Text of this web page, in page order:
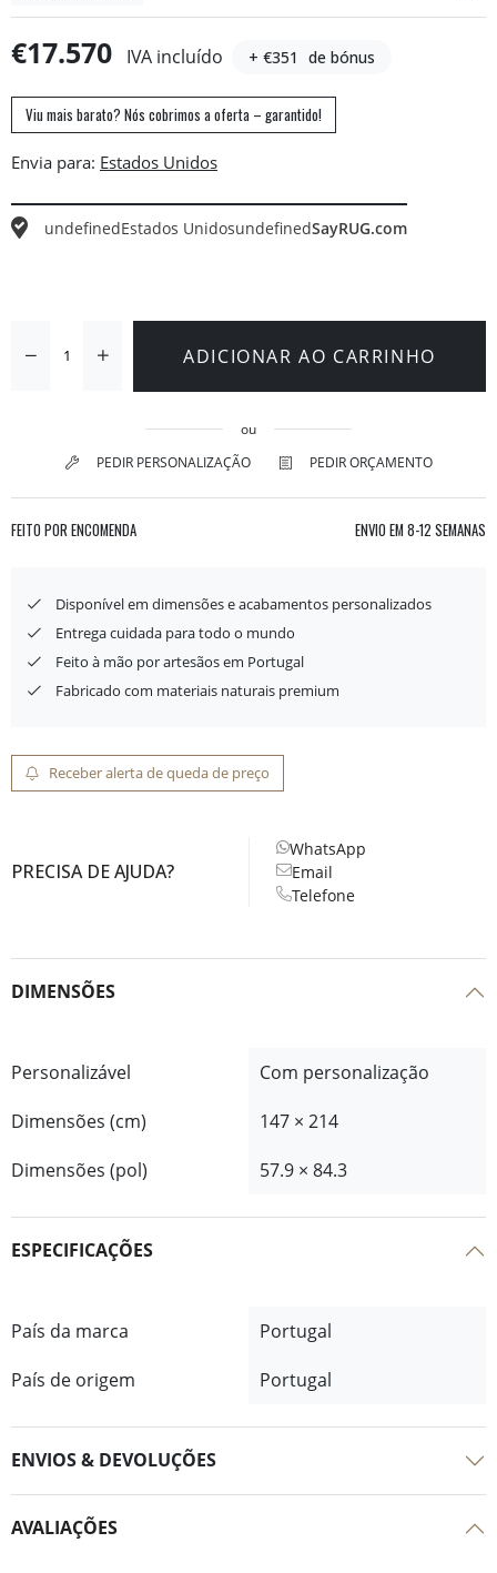
€17.570 IVA incluído + €351 de bónus
Viu mais barato? Nós cobrimos a oferta – garantido!
Envia para:
undefinedEstados UnidosundefinedSayRUG.com
ADICIONAR AO CARRINHO
ou
PEDIR PERSONALIZAÇÃO
PEDIR ORÇAMENTO
FEITO POR ENCOMENDA ENVIO EM 8-12 SEMANAS
Disponível em dimensões e acabamentos personalizados
Entrega cuidada para todo o mundo
Feito à mão por artesãos em Portugal
Fabricado com materiais naturais premium
Receber alerta de queda de preço
PRECISA DE AJUDA?
WhatsApp
Email
Telefone
DIMENSÕES
Personalizável
Com personalização
Dimensões (cm)
147 × 214
Dimensões (pol)
57.9 × 84.3
ESPECIFICAÇÕES
País da marca
Portugal
País de origem
Portugal
ENVIOS & DEVOLUÇÕES
AVALIAÇÕES